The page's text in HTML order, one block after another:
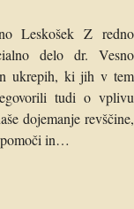
Leskošek Z redno
delo dr. Vesno
ukrepih, ki jih v tem
tudi o vplivu
dojemanje revščine,
pomoči in…